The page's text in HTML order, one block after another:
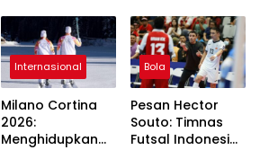
3, Tambah 2
Pemain Baru era
Tavares
Surabaya: 3
Fakta yang
Menggemparkan
Internasional
Milano Cortina
2026:
Menghidupkan
Bola
Pesan Hector
Souto: Timnas
Futsal Indonesia